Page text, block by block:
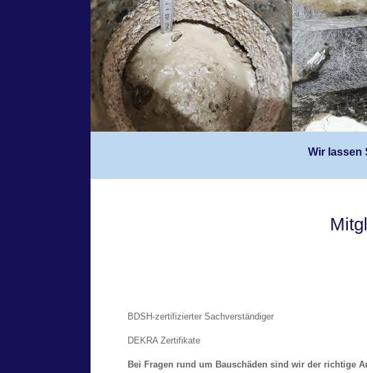
Wir lassen
BDSH-zertifizierter Sachverständiger
DEKRA Zertifikate
Bei Fragen rund um Bauschäden sind wir der richtige